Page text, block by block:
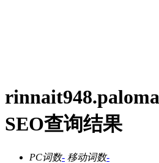
SEO查询结果
PC词数- 移动词数-